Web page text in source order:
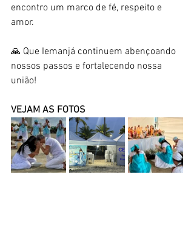
encontro um marco de fé, respeito e
amor.
🙏 Que Iemanjá continuem abençoando
nossos passos e fortalecendo nossa
união!
VEJAM AS FOTOS